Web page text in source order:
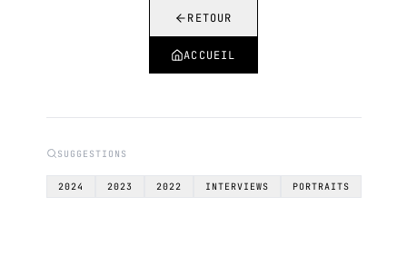
RETOUR
ACCUEIL
SUGGESTIONS
2024 2023 2022 INTERVIEWS PORTRAITS